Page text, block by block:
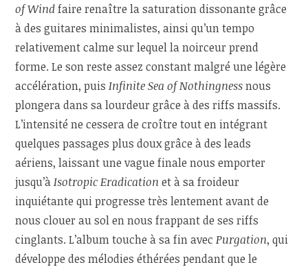
of Windfaire renaître la saturation dissonante grâce
à des guitares minimalistes, ainsi qu’un tempo
relativement calme sur lequel la noirceur prend
forme. Le son reste assez constant malgré une légère
accélération, puisInfinite Sea of Nothingnessnous
plongera dans sa lourdeur grâce à des riffs massifs.
L’intensité ne cessera de croître tout en intégrant
quelques passages plus doux grâce à des leads
aériens, laissant une vague finale nous emporter
jusqu’àIsotropic Eradication et à sa froideur
inquiétante qui progresse très lentement avant de
nous clouer au sol en nous frappant de ses riffs
cinglants. L’album touche à sa fin avecPurgation, qui
développe des mélodies éthérées pendant que le